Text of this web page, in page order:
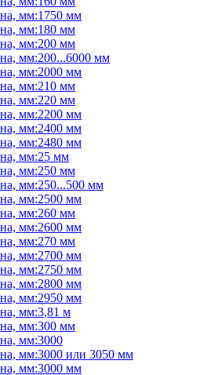
мм:1750 мм
мм:180 мм
мм:200 мм
мм:200...6000 мм
мм:2000 мм
мм:210 мм
мм:220 мм
мм:2200 мм
мм:2400 мм
мм:2480 мм
мм:25 мм
мм:250 мм
мм:250...500 мм
мм:2500 мм
мм:260 мм
мм:2600 мм
мм:270 мм
мм:2700 мм
мм:2750 мм
мм:2800 мм
мм:2950 мм
мм:3,81 м
мм:300 мм
мм:3000
мм:3000 или 3050 мм
мм:3000 мм